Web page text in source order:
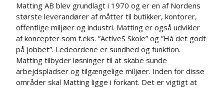
Matting AB blev grundlagt i 1970 og er en af Nordens
største leverandører af måtter til butikker, kontorer,
offentlige miljøer og industri. Matting er også udvikler
af koncepter som f.eks. ”ActiveS Skole” og ”Há det godt
på jobbet”. Ledeordene er sundhed og funktion.
Matting tilbyder løsninger til at skabe sunde
arbejdspladser og tilgængelige miljøer. Inden for disse
områder skal Matting ligge i forkant. Det er vigtigt at